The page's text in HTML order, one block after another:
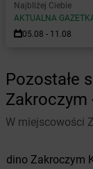
Najbliżej Ciebie
AKTUALNA
05.08 - 11.08
Pozostałe
Zakroczym
W miejscowości
dino Zakroczym